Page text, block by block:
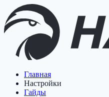
Главная
Настройки
Гайды